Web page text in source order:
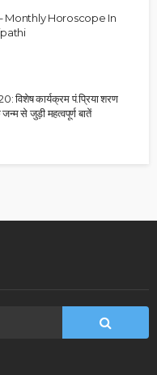
– Monthly Horoscope In
कार्यक्रम पं.प्रिया शरण
से जुड़ी महत्वपूर्ण बातें